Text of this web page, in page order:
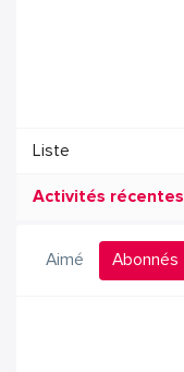
Liste
Activités récentes
Aimé Abonnés